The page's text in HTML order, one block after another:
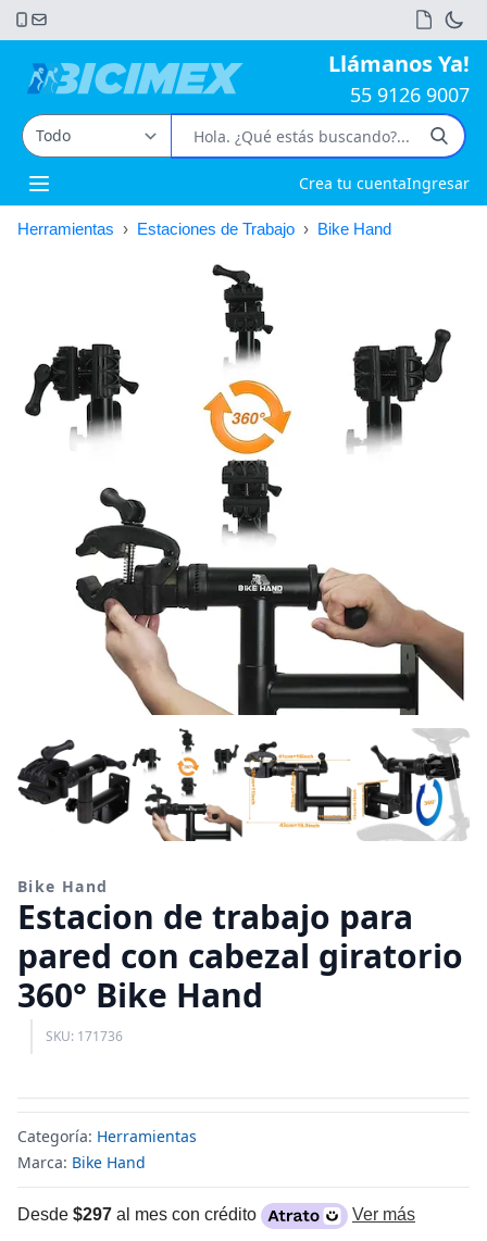
Llámanos Ya!
55 9126 9007
Open main menu Crea tu cuentaIngresar
Herramientas › Estaciones de Trabajo › Bike Hand
Bike Hand
Estacion de trabajo para
pared con cabezal giratorio
360° Bike Hand
SKU: 171736
Categoría: Herramientas
Marca: Bike Hand
Desde $297 al mes con crédito Ver más